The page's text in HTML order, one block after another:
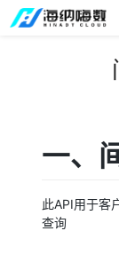
一、
此API用于客
查询